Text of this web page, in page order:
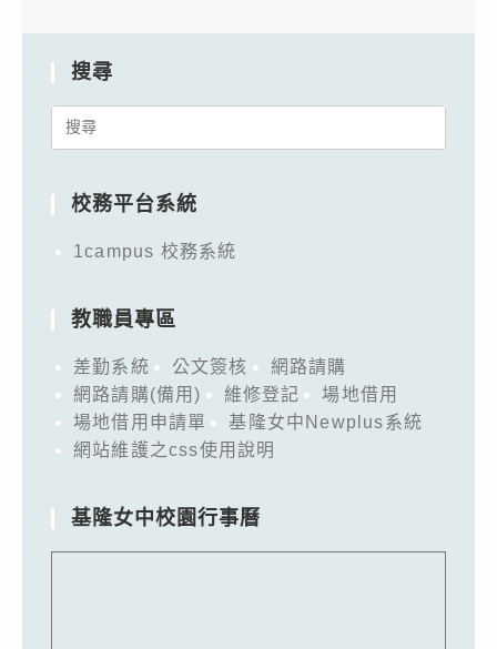
搜尋
Search
校務平台系統
1campus 校務系統
教職員專區
差勤系統 公文簽核
網路請購
網路請購(備用)
維修登記
場地借用
場地借用申請單
基隆女中Newplus系統
網站維護之css使用說明
基隆女中校園行事曆